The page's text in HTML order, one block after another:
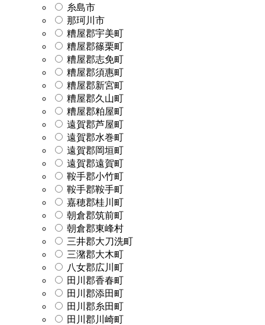
糸島市
那珂川市
糟屋郡宇美町
糟屋郡篠栗町
糟屋郡志免町
糟屋郡須惠町
糟屋郡新宮町
糟屋郡久山町
糟屋郡粕屋町
遠賀郡芦屋町
遠賀郡水巻町
遠賀郡岡垣町
遠賀郡遠賀町
鞍手郡小竹町
鞍手郡鞍手町
嘉穂郡桂川町
朝倉郡筑前町
朝倉郡東峰村
三井郡大刀洗町
三潴郡大木町
八女郡広川町
田川郡香春町
田川郡添田町
田川郡糸田町
田川郡川崎町